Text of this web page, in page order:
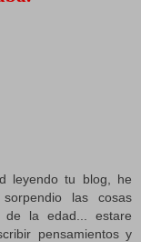
leyendo tu blog, he
las cosas
de la edad... estare
pensamientos y